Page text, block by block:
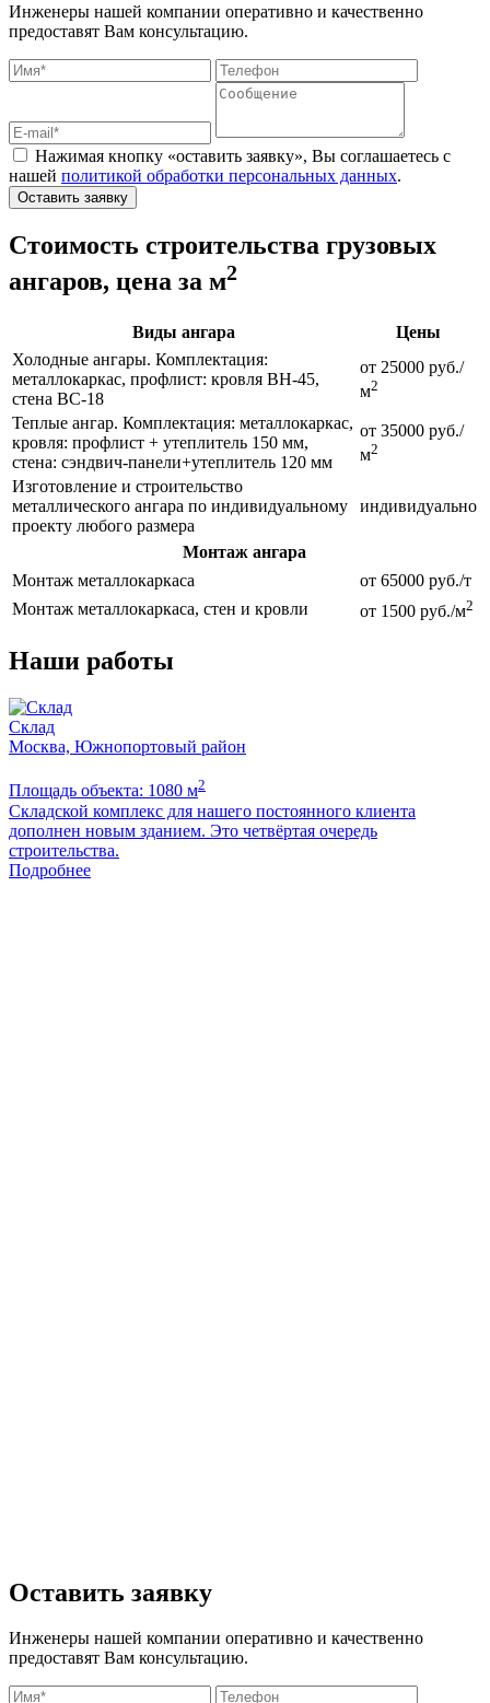
Инженеры нашей компании оперативно и качественно
предоставят Вам консультацию.
Нажимая кнопку «оставить заявку», Вы соглашаетесь с
нашей политикой обработки персональных данных.
Оставить заявку
Стоимость строительства грузовых
ангаров, цена за м2
Виды ангара
Цены
Холодные ангары. Комплектация:
металлокаркас, профлист: кровля ВН-45,
стена ВС-18
от 25000 руб./
м2
Теплые ангар. Комплектация: металлокаркас,
кровля: профлист + утеплитель 150 мм,
стена: сэндвич-панели+утеплитель 120 мм
от 35000 руб./
м2
Изготовление и строительство
металлического ангара по индивидуальному
проекту любого размера
индивидуально
Монтаж ангара
Монтаж металлокаркаса
от 65000 руб./т
Монтаж металлокаркаса, стен и кровли
от 1500 руб./м2
Наши работы
Склад
Москва, Южнопортовый район
Площадь объекта: 1080 м2
Складской комплекс для нашего постоянного клиента
дополнен новым зданием. Это четвёртая очередь
строительства.
Подробнее
Оставить заявку
Инженеры нашей компании оперативно и качественно
предоставят Вам консультацию.